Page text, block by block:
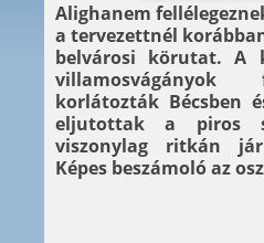
Alighanem
a tervezettnél
belvárosi körutat. A
korlátozták Bécsben
eljutottak a piros
viszonylag ritkán
Képes beszámoló az